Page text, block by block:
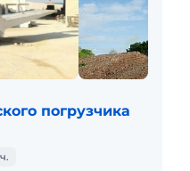
погрузчика